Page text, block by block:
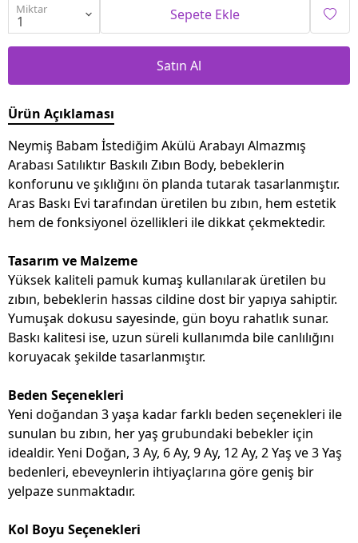
Miktar Sepete Ekle
Satın Al
Ürün Açıklaması
Neymiş Babam İstediğim Akülü Arabayı Almazmış
Arabası Satılıktır Baskılı Zıbın Body, bebeklerin
konforunu ve şıklığını ön planda tutarak tasarlanmıştır.
Aras Baskı Evi tarafından üretilen bu zıbın, hem estetik
hem de fonksiyonel özellikleri ile dikkat çekmektedir.
Tasarım ve Malzeme
Yüksek kaliteli pamuk kumaş kullanılarak üretilen bu
zıbın, bebeklerin hassas cildine dost bir yapıya sahiptir.
Yumuşak dokusu sayesinde, gün boyu rahatlık sunar.
Baskı kalitesi ise, uzun süreli kullanımda bile canlılığını
koruyacak şekilde tasarlanmıştır.
Beden Seçenekleri
Yeni doğandan 3 yaşa kadar farklı beden seçenekleri ile
sunulan bu zıbın, her yaş grubundaki bebekler için
idealdir. Yeni Doğan, 3 Ay, 6 Ay, 9 Ay, 12 Ay, 2 Yaş ve 3 Yaş
bedenleri, ebeveynlerin ihtiyaçlarına göre geniş bir
yelpaze sunmaktadır.
Kol Boyu Seçenekleri